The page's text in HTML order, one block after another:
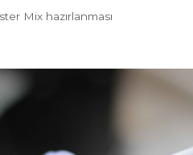
Mix hazırlanması